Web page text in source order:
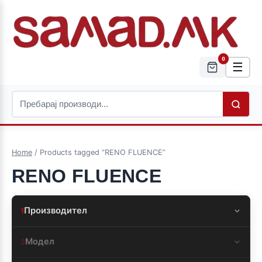
0
☰
Home / Products tagged “RENO FLUENCE”
RENO FLUENCE
1Производител
2Модел